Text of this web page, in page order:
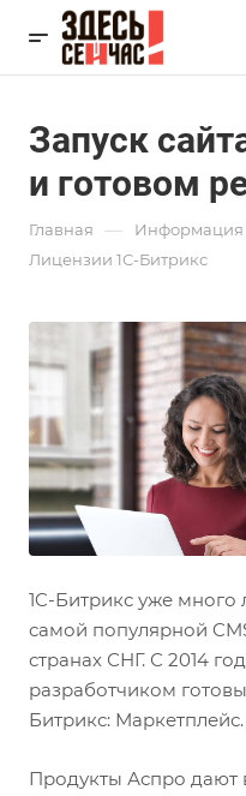
Запуск
и готовом
Главная — Информация
Лицензии 1С-Битрикс
1C-Битрикс уже много
самой популярной
странах СНГ. С 2014
разработчиком
Битрикс: Маркетплейс.
Продукты Аспро дают